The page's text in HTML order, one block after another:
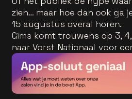
zien… maar hoe dan ook ga
15 augustus overal horen.
Gims komt trouwens op 3,
naar Vorst Nationaal voor